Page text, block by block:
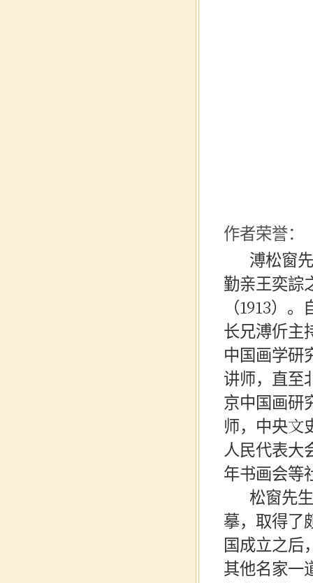
作者荣誉：
溥松窗
勤亲王奕誴
（1913）
长兄溥伒主
中国画学研
讲师，直至
京中国画研
师，中央文
人民代表大
年书画会等
松窗先
摹，取得了
国成立之后
其他名家一